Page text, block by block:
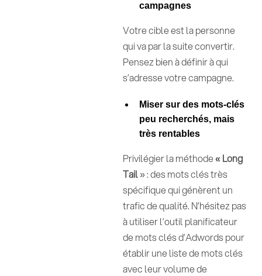
campagnes
Votre cible est la personne
qui va par la suite convertir.
Pensez bien à définir à qui
s’adresse votre campagne.
Miser sur des mots-clés
peu recherchés, mais
très rentables
Privilégier la méthode« Long
Tail» : des mots clés très
spécifique qui génèrent un
trafic de qualité. N’hésitez pas
à utiliser l’outil planificateur
de mots clés d’Adwords pour
établir une liste de mots clés
avec leur volume de